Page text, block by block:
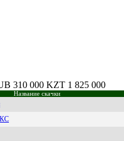
310 000 KZT 1 825 000
Название скачки